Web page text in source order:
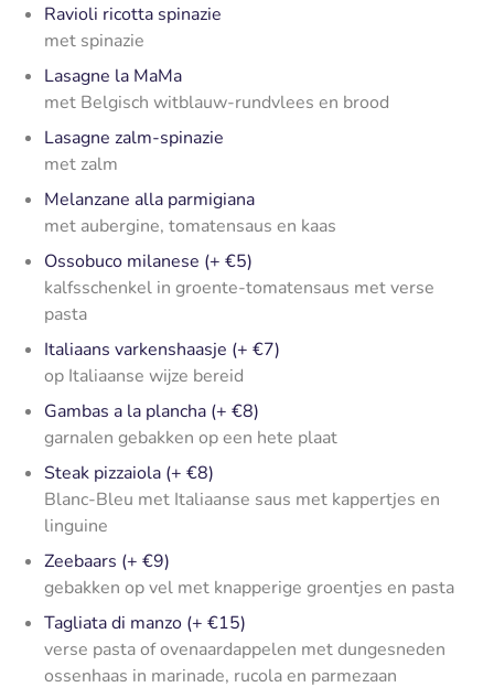
Ravioli ricotta spinazie
met spinazie
Lasagne la MaMa
met Belgisch witblauw-rundvlees en brood
Lasagne zalm-spinazie
met zalm
Melanzane alla parmigiana
met aubergine, tomatensaus en kaas
Ossobuco milanese (+ €5)
kalfsschenkel in groente-tomatensaus met verse
pasta
Italiaans varkenshaasje (+ €7)
op Italiaanse wijze bereid
Gambas a la plancha (+ €8)
garnalen gebakken op een hete plaat
Steak pizzaiola (+ €8)
Blanc-Bleu met Italiaanse saus met kappertjes en
linguine
Zeebaars (+ €9)
gebakken op vel met knapperige groentjes en pasta
Tagliata di manzo (+ €15)
verse pasta of ovenaardappelen met dungesneden
ossenhaas in marinade, rucola en parmezaan